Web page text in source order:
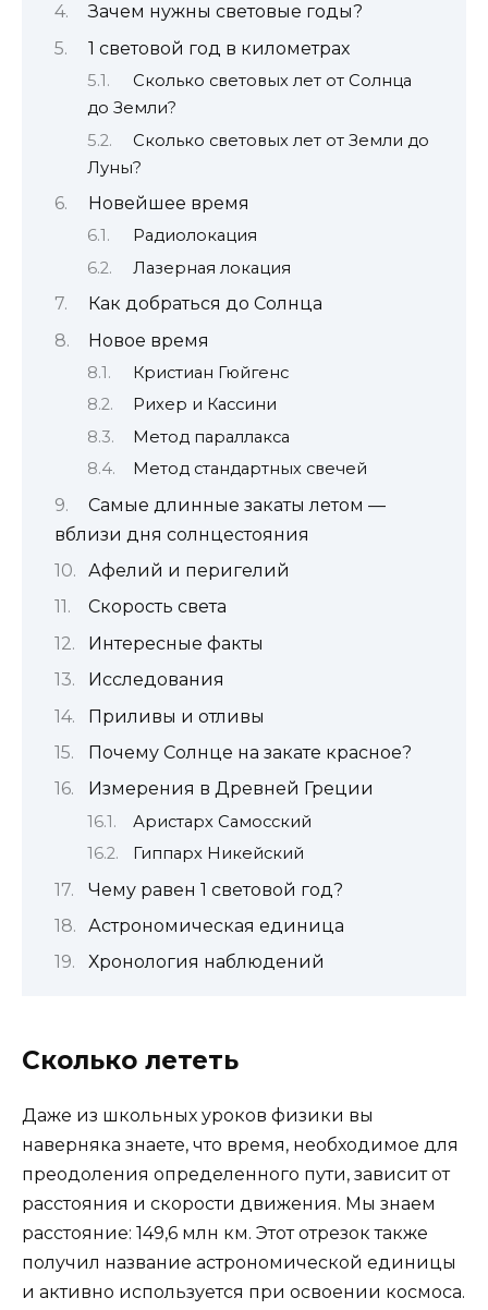
Зачем нужны световые годы?
1 световой год в километрах
Сколько световых лет от Солнца
до Земли?
Сколько световых лет от Земли до
Луны?
Новейшее время
Радиолокация
Лазерная локация
Как добраться до Солнца
Новое время
Кристиан Гюйгенс
Рихер и Кассини
Метод параллакса
Метод стандартных свечей
Самые длинные закаты летом —
вблизи дня солнцестояния
Афелий и перигелий
Скорость света
Интересные факты
Исследования
Приливы и отливы
Почему Солнце на закате красное?
Измерения в Древней Греции
Аристарх Самосский
Гиппарх Никейский
Чему равен 1 световой год?
Астрономическая единица
Хронология наблюдений
Сколько лететь
Даже из школьных уроков физики вы
наверняка знаете, что время, необходимое для
преодоления определенного пути, зависит от
расстояния и скорости движения. Мы знаем
расстояние: 149,6 млн км. Этот отрезок также
получил название астрономической единицы
и активно используется при освоении космоса.